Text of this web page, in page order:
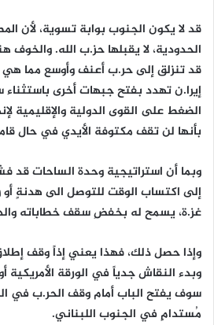
قد لا يكون الجنوب بوابة تسوية، لأن
الحدودية، لا يقبلها حز.ب الله. والخوف
قد تنزلق إلى حر.ب أعنف وأوسع مما هي
إيرا.ن تهدد بفتح جبهات أخرى باستثناء
الضغط على القوى الدولية والإقليمية
بأنها لن تقف مكتوفة الأيدي في حال
وبما أن استراتيجية وحدة الساحات
إلى اكتساب الوقت للتوصل الى هدنةٍ أو
غز.ة، يسمح له بخفضِ سقف خطاباته
وإذا حصل ذلك، فهذا يعني إذاً وقف
وبدء النقاش جدياً في الورقة الأمريكية
سوف يفتح الباب أمام وقف الحر.ب في
مُستدامٍ في الجنوب اللبناني.